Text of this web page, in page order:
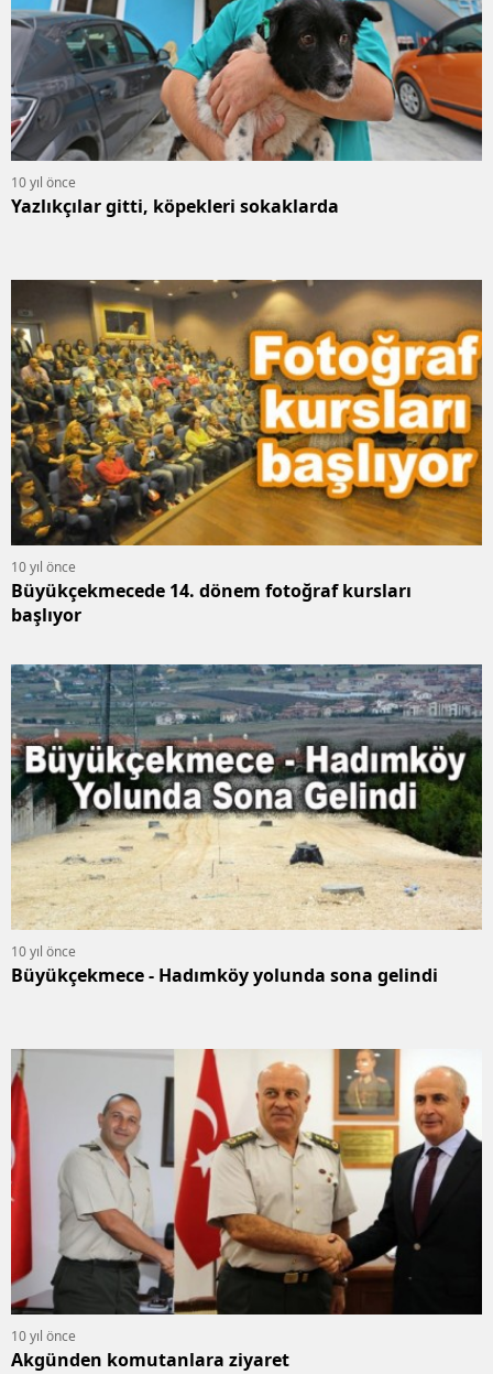
10 yıl önce
Yazlıkçılar gitti, köpekleri sokaklarda
10 yıl önce
Büyükçekmecede 14. dönem fotoğraf kursları
başlıyor
10 yıl önce
Büyükçekmece - Hadımköy yolunda sona gelindi
10 yıl önce
Akgünden komutanlara ziyaret